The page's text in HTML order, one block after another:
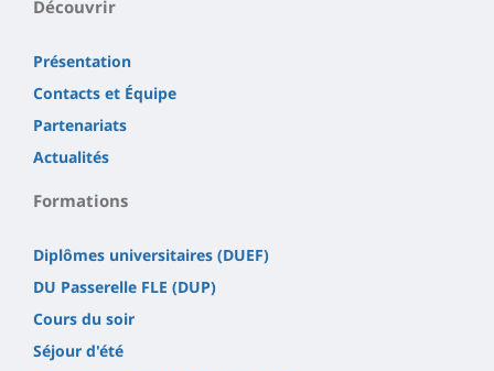
Découvrir
Présentation
Contacts et Équipe
Partenariats
Actualités
Formations
Diplômes universitaires (DUEF)
DU Passerelle FLE (DUP)
Cours du soir
Séjour d'été